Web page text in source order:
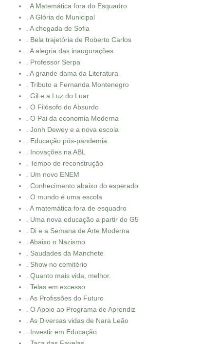
. A Matemática fora do Esquadro
. A Glória do Municipal
. A chegada de Sofia
. Bela trajetória de Roberto Carlos
. A alegria das inaugurações
. Professor Serpa
. A grande dama da Literatura
. Tributo a Fernanda Montenegro
. Gil e a Luz do Luar
. O Filósofo do Absurdo
. O Pai da economia Moderna
. Jonh Dewey e a nova escola
. Educação pós-pandemia
. Inovações na ABL
. Tempo de reconstrução
. Um novo ENEM
. Conhecimento abaixo do esperado
. O mundo é uma escola
. A matemática fora de esquadro
. Uma nova educação a partir do G5
. Di e a Semana de Arte Moderna
. Abaixo o Nazismo
. Saudades da Manchete
. Show no cemitério
. Quanto mais vida, melhor.
. Telas em excesso
. As Profissões do Futuro
. O Apoio ao Programa de Aprendiz
. As Diversas vidas de Nara Leão
. Investir em Educação